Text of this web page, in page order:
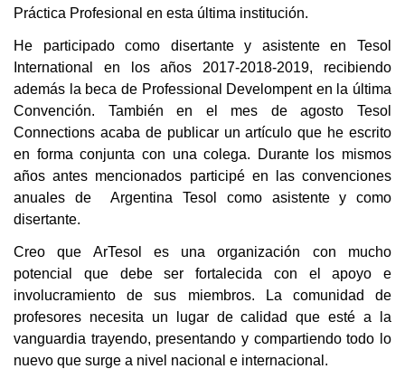
Práctica Profesional en esta última institución.
He participado como disertante y asistente en Tesol
International en los años 2017-2018-2019, recibiendo
además la beca de Professional Develompent en la última
Convención. También en el mes de agosto Tesol
Connections acaba de publicar un artículo que he escrito
en forma conjunta con una colega. Durante los mismos
años antes mencionados participé en las convenciones
anuales de Argentina Tesol como asistente y como
disertante.
Creo que ArTesol es una organización con mucho
potencial que debe ser fortalecida con el apoyo e
involucramiento de sus miembros. La comunidad de
profesores necesita un lugar de calidad que esté a la
vanguardia trayendo, presentando y compartiendo todo lo
nuevo que surge a nivel nacional e internacional.